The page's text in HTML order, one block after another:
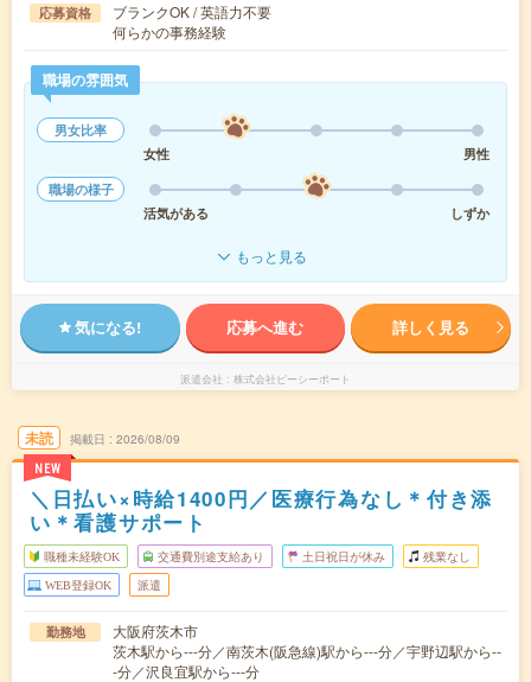
応募資格
ブランクOK / 英語力不要
何らかの事務経験
職場の雰囲気
男女比率
女性
男性
職場の様子
活気がある
しずか
もっと見る
気になる! 応募へ進む 詳しく見る
派遣会社 株式会社ピーシーポート
未読
NEW
掲載日 2026/08/09
＼日払い×時給1400円／医療行為なし＊付き添
い＊看護サポート
職種未経験OK 交通費別途支給あり 土日祝日が休み 残業なし
WEB登録OK 派遣
勤務地
大阪府茨木市
茨木駅から---分／南茨木(阪急線)駅から---分／宇野辺駅から--
-分／沢良宜駅から---分